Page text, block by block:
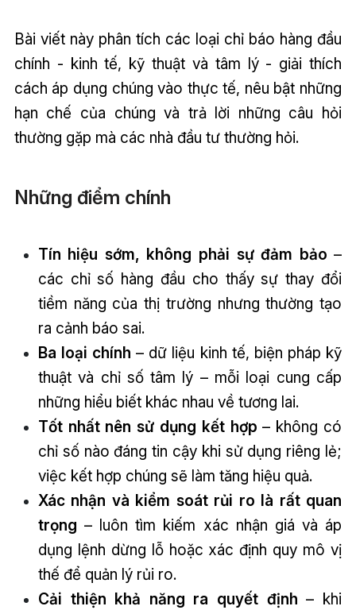
Bài viết này phân tích các loại chỉ báo hàng đầu
chính - kinh tế, kỹ thuật và tâm lý - giải thích
cách áp dụng chúng vào thực tế, nêu bật những
hạn chế của chúng và trả lời những câu hỏi
thường gặp mà các nhà đầu tư thường hỏi.
Những điểm chính
Tín hiệu sớm, không phải sự đảm bảo –
các chỉ số hàng đầu cho thấy sự thay đổi
tiềm năng của thị trường nhưng thường tạo
ra cảnh báo sai.
Ba loại chính – dữ liệu kinh tế, biện pháp kỹ
thuật và chỉ số tâm lý – mỗi loại cung cấp
những hiểu biết khác nhau về tương lai.
Tốt nhất nên sử dụng kết hợp – không có
chỉ số nào đáng tin cậy khi sử dụng riêng lẻ;
việc kết hợp chúng sẽ làm tăng hiệu quả.
Xác nhận và kiểm soát rủi ro là rất quan
trọng – luôn tìm kiếm xác nhận giá và áp
dụng lệnh dừng lỗ hoặc xác định quy mô vị
thế để quản lý rủi ro.
Cải thiện khả năng ra quyết định – khi